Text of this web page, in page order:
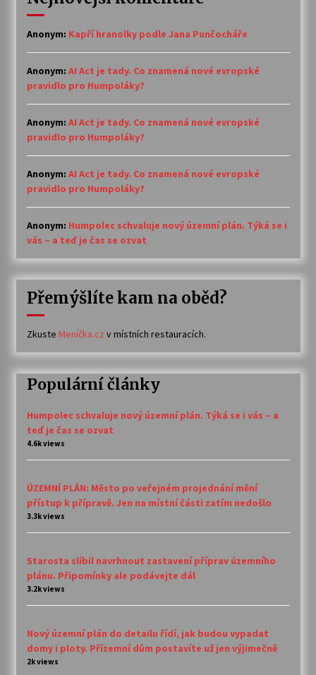
Anonym: Kapří hranolky podle Jana Punčocháře
Anonym: AI Act je tady. Co znamená nové evropské
pravidlo pro Humpoláky?
Anonym: AI Act je tady. Co znamená nové evropské
pravidlo pro Humpoláky?
Anonym: AI Act je tady. Co znamená nové evropské
pravidlo pro Humpoláky?
Anonym: Humpolec schvaluje nový územní plán. Týká se i
vás – a teď je čas se ozvat
Přemýšlíte kam na oběd?
Zkuste Meníčka.cz v místních restauracích.
Populární články
Humpolec schvaluje nový územní plán. Týká se i vás – a
teď je čas se ozvat
4.6k views
ÚZEMNÍ PLÁN: Město po veřejném projednání mění
přístup k přípravě. Jen na místní části zatím nedošlo
3.3k views
Starosta slíbil navrhnout zastavení příprav územního
plánu. Připomínky ale podávejte dál
3.2k views
Nový územní plán do detailu řídí, jak budou vypadat
domy i ploty. Přízemní dům postavíte už jen výjimečně
2k views